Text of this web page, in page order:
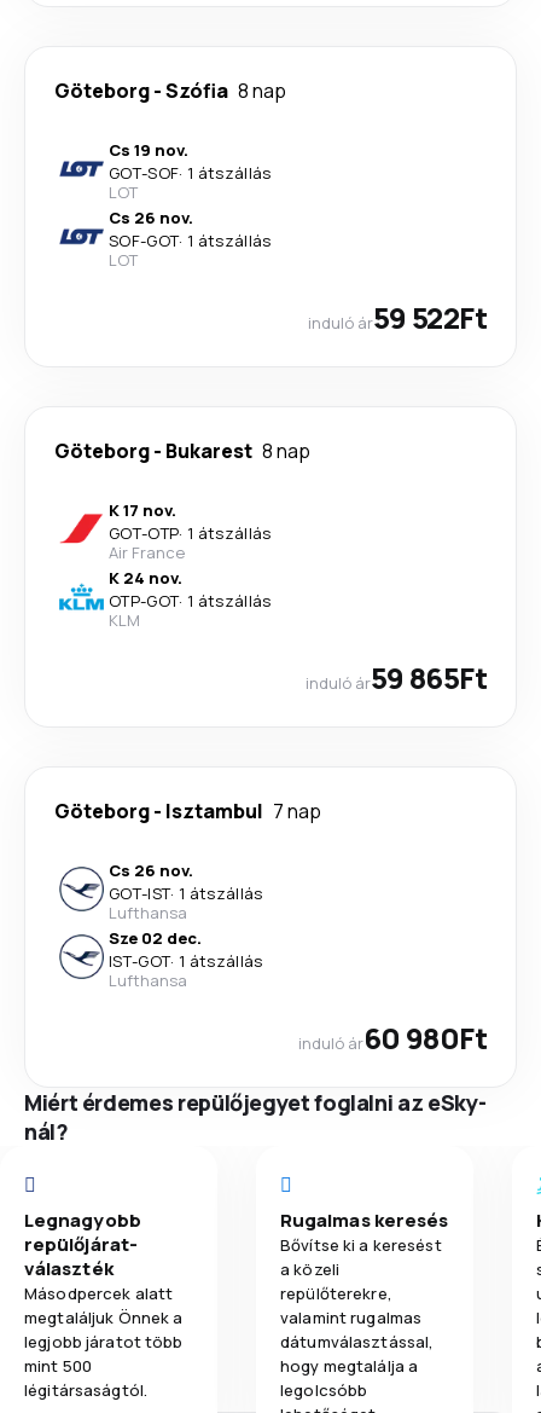
Göteborg-Szófia 8 nap
Cs 19 nov.
GOT-SOF· 1 átszállás
LOT
Cs 26 nov.
SOF-GOT· 1 átszállás
LOT
induló ár59 522Ft
Göteborg- Bukarest 8 nap
K 17 nov.
GOT-OTP· 1 átszállás
Air France
K 24 nov.
OTP-GOT· 1 átszállás
KLM
induló ár59 865Ft
Göteborg- Isztambul 7 nap
Cs 26 nov.
GOT-IST· 1 átszállás
Lufthansa
Sze 02 dec.
IST-GOT· 1 átszállás
Lufthansa
induló ár60 980Ft
Miért érdemes repülőjegyet foglalni az eSky-
nál?
Legnagyobb
repülőjárat-
választék
Másodpercek alatt
megtaláljuk Önnek a
legjobb járatot több
mint 500
légitársaságtól.
Rugalmas keresés
Bővítse ki a keresést
a közeli
repülőterekre,
valamint rugalmas
dátumválasztással,
hogy megtalálja a
legolcsóbb